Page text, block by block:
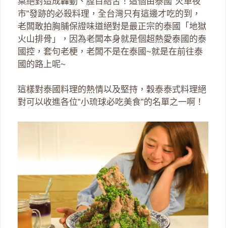
市”發跡的必殺料理，全台灣只有這邊才吃的到，
老闆敢拍胸脯保證味道絕對是最正宗的泰國「地獄
火山排骨」，因為老闆本身就是個超熱愛泰國的泰
國控，套句老梗，老闆不是在泰國~就是在前往泰
國的路上呢~
這樣對泰國料理的熱情以及堅持，穀泰泰式料理絕
對可以收進各位”小琉球必吃美食”的名單之一啊！